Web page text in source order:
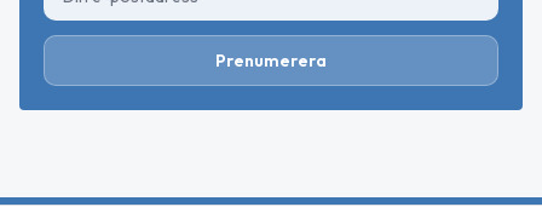
Prenumerera